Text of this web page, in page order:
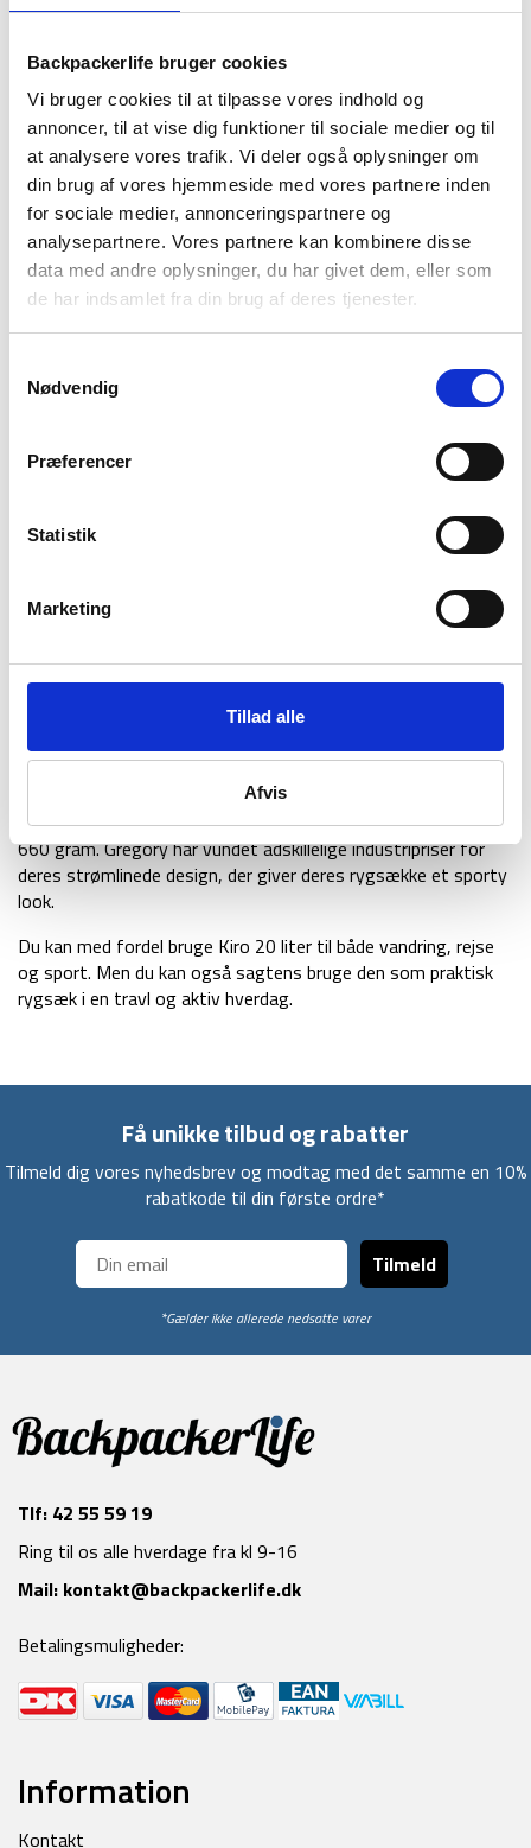
Backpackerlife bruger cookies
Vi bruger cookies til at tilpasse vores indhold og
annoncer, til at vise dig funktioner til sociale medier og til
at analysere vores trafik. Vi deler også oplysninger om
din brug af vores hjemmeside med vores partnere inden
for sociale medier, annonceringspartnere og
analysepartnere. Vores partnere kan kombinere disse
data med andre oplysninger, du har givet dem, eller som
de har indsamlet fra din brug af deres tjenester.
Nødvendig
Præferencer
Statistik
Marketing
Tillad alle
Afvis
Gregorys Kiro er en velsiddende og komfortabel day pack med
en kapacitet på 20 liter, der uden problemer laster op til max 9
kg. Kiro har et hovedrum, der giver plads til alt hvad du skal
bruge i hverdagen, på endagsturen eller på vandring.
Rygsækken har også et eksternt rum til dine devices som
også kan bruges til drikkesystem, hvis du skal på en aktiv tur.
der gør det nemt at have værdigenstande, drikkedunk og
andet vigtigt ved hånden.
Kiro er opbygget omkring Gregorys anerkendte 3D skum
bagpanel betrukket med mesh for god åndbarhed.
du høj bærekomfort hele dagen. Disse elementer giver en god
støtte og komfort, når du bevæger dig med rygsækken på.
system, som giver ekstra støtte og stabilitet, når du vandrer
Kiro har en lang række ekstra fede og funktionelle detaljer
såsom letvægtigt regnslag, indbygget reflekser, mulighed for
fastspændelse af vandrestave og mesh lommer til
drikkedunk. Med Kiro får du en praktisk rygsæk, der kun vejer
660 gram. Gregory har vundet adskillelige industripriser for
deres strømlinede design, der giver deres rygsække et sporty
look.
Du kan med fordel bruge Kiro 20 liter til både vandring, rejse
og sport. Men du kan også sagtens bruge den som praktisk
rygsæk i en travl og aktiv hverdag.
Få unikke tilbud og rabatter
Tilmeld dig vores nyhedsbrev og modtag med det samme en 10%
rabatkode til din første ordre*
Tilmeld
*Gælder ikke allerede nedsatte varer
Tlf: 42 55 59 19
Ring til os alle hverdage fra kl 9-16
Mail: kontakt@backpackerlife.dk
Betalingsmuligheder:
Information
Kontakt